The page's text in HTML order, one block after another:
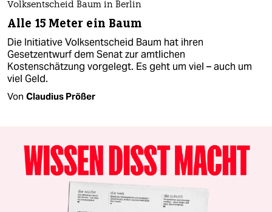
Volksentscheid Baum in Berlin
Alle 15 Meter ein Baum
Die Initiative Volksentscheid Baum hat ihren
Gesetzentwurf dem Senat zur amtlichen
Kostenschätzung vorgelegt. Es geht um viel – auch um
viel Geld.
Von Claudius Prößer